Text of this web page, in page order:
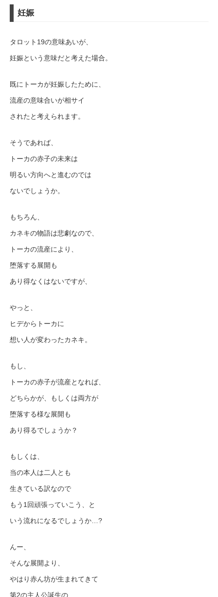
妊娠
タロット19の意味あいが、
妊娠という意味だと考えた場合。
既にトーカが妊娠したために、
流産の意味合いが相サイ
されたと考えられます。
そうであれば、
トーカの赤子の未来は
明るい方向へと進むのでは
ないでしょうか。
もちろん、
カネキの物語は悲劇なので、
トーカの流産により、
堕落する展開も
あり得なくはないですが、
やっと、
ヒデからトーカに
想い人が変わったカネキ。
もし、
トーカの赤子が流産となれば、
どちらかが、もしくは両方が
堕落する様な展開も
あり得るでしょうか？
もしくは、
当の本人は二人とも
生きている訳なので
もう1回頑張っていこう、と
いう流れになるでしょうか…?
んー、
そんな展開より、
やはり赤ん坊が生まれてきて
第2の主人公誕生の